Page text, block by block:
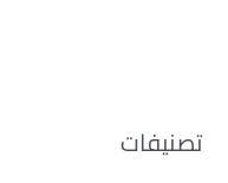
تصنيفات